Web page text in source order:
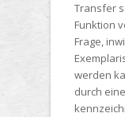
Transfer
Funktion
Frage,
werden
durch